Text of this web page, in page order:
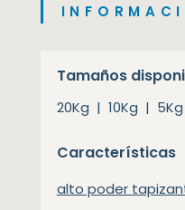
Tamaños
20Kg | 10Kg |
Características
alto poder